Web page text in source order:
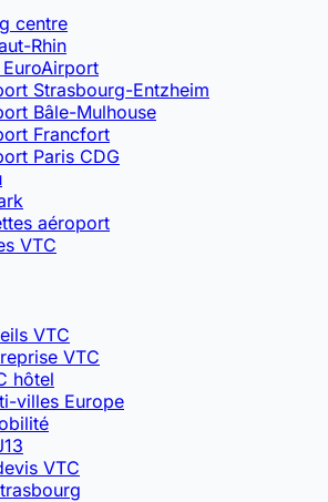
centre
Rhin
Strasbourg-Entzheim
Bâle-Mulhouse
Francfort
Paris CDG
aéroport
VTC
VTC
VTC
hôtel
villes Europe
VTC